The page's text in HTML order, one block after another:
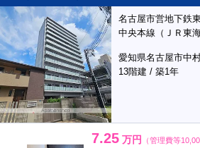
名古屋市営地下鉄
中央本線（ＪＲ東
愛知県名古屋市中
13階建 / 築1年
7.25 万円 （管理費等